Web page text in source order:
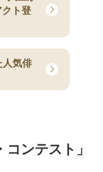
ト登
気俳
ンテスト」